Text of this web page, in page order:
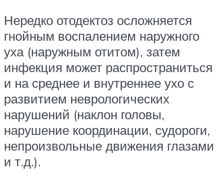
Нередко отодектоз осложняется
гнойным воспалением наружного
уха (наружным отитом), затем
инфекция может распространиться
и на среднее и внутреннее ухо с
развитием неврологических
нарушений (наклон головы,
нарушение координации, судороги,
непроизвольные движения глазами
и т.д.).